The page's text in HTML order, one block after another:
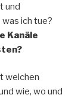
und
was ich tue?
Kanäle
welchen
wie, wo und